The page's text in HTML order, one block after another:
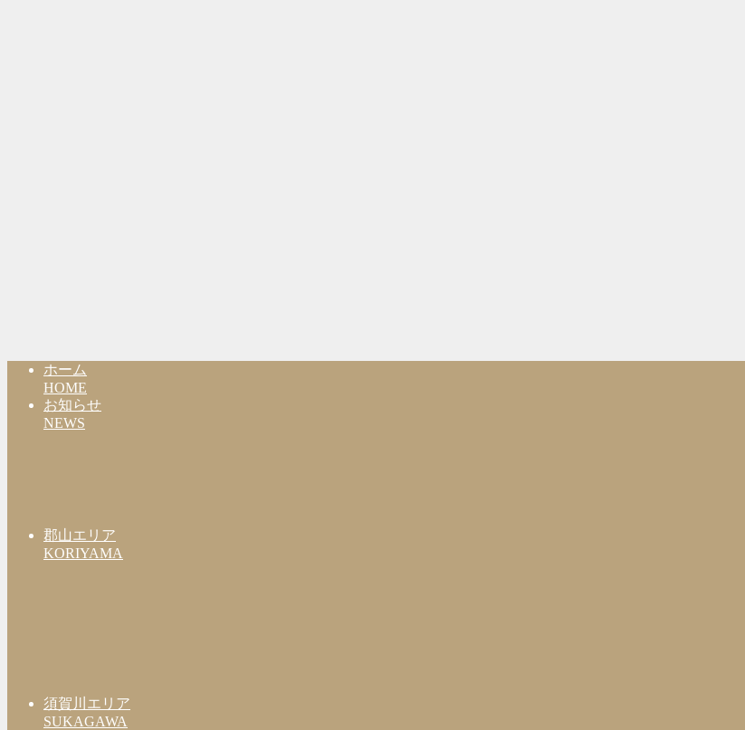
ホーム
HOME
お知らせ
NEWS
郡山エリア
KORIYAMA
須賀川エリア
SUKAGAWA